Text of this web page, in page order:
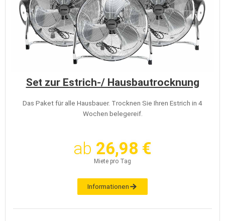
Set zur Estrich-/ Hausbautrocknung
Das Paket für alle Hausbauer. Trocknen Sie Ihren Estrich in 4
Wochen belegereif.
ab 26,98 €
Miete pro Tag
Informationen